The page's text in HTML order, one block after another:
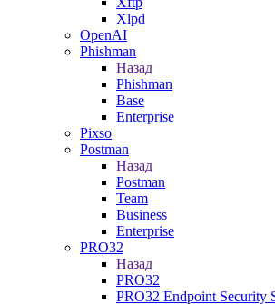
Xlpd
OpenAI
Phishman
Назад
Phishman
Base
Enterprise
Pixso
Postman
Назад
Postman
Team
Business
Enterprise
PRO32
Назад
PRO32
PRO32 Endpoint Security